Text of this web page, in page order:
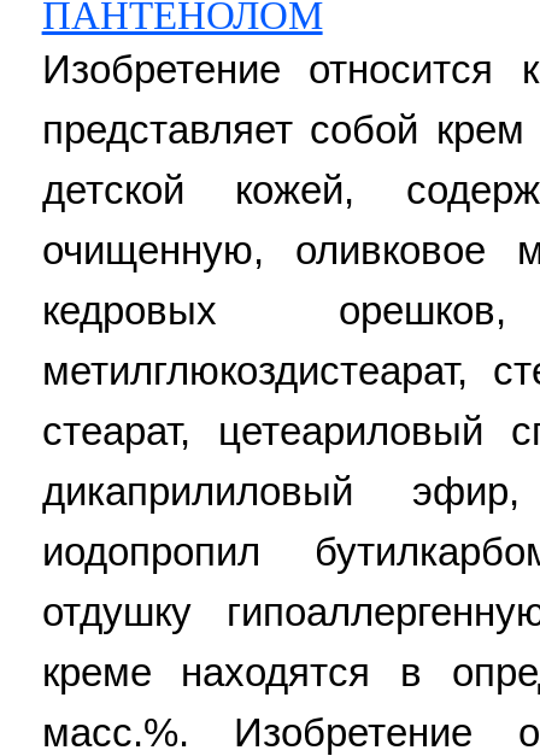
ПАНТЕНОЛОМ
Изобретение относится
представляет собой
детской кожей,
очищенную, оливковое
кедровых
метилглюкоздистеарат,
стеарат, цетеариловый
дикаприлиловый
иодопропил
отдушку
креме находятся в
масс.%. Изобретение